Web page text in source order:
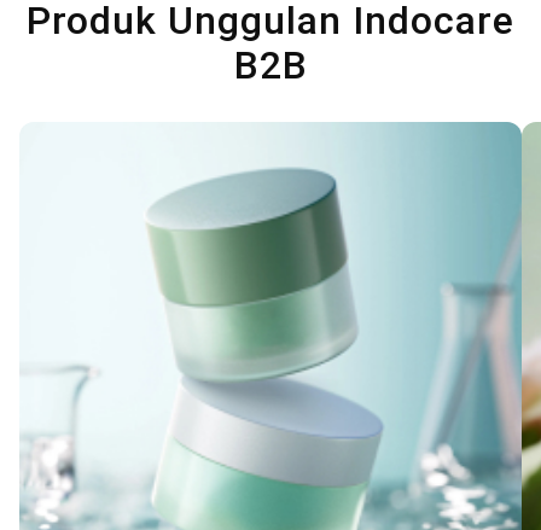
Produk Unggulan Indocare
B2B